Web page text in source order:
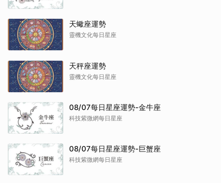
天蠍座運勢
靈機文化每日星座
天秤座運勢
靈機文化每日星座
08/07每日星座運勢-金牛座
科技紫微網每日星座
08/07每日星座運勢-巨蟹座
科技紫微網每日星座